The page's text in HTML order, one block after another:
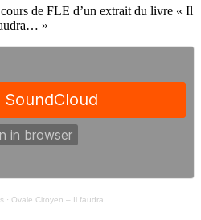
de FLE d’un extrait du livre « Il
»
· Ovale Citoyen – Il faudra